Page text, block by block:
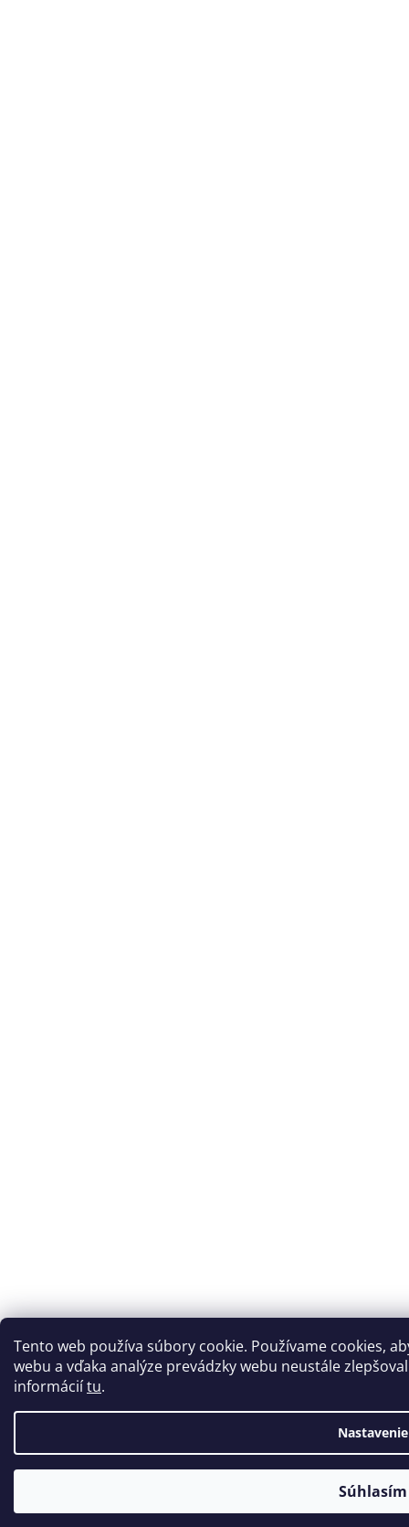
Tento web používa súbory cookie. Používame cookies,
webu a vďaka analýze prevádzky webu neustále
informáciítu.
Nastavenie
Súhlasím